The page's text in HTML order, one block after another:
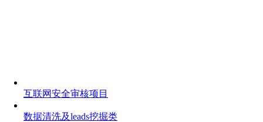
互联网安全审核项目
数据清洗及leads挖掘类